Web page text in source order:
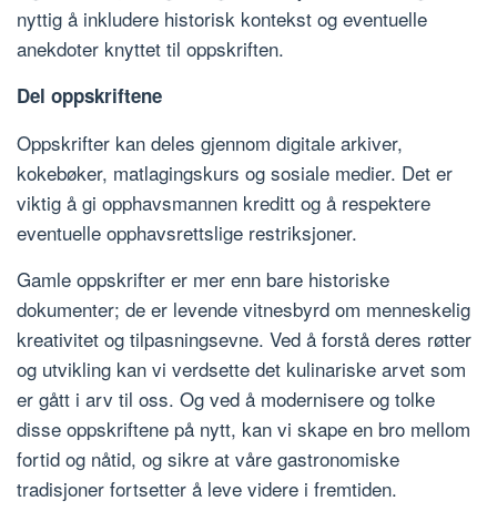
nyttig å inkludere historisk kontekst og eventuelle
anekdoter knyttet til oppskriften.
Del oppskriftene
Oppskrifter kan deles gjennom digitale arkiver,
kokebøker, matlagingskurs og sosiale medier. Det er
viktig å gi opphavsmannen kreditt og å respektere
eventuelle opphavsrettslige restriksjoner.
Gamle oppskrifter er mer enn bare historiske
dokumenter; de er levende vitnesbyrd om menneskelig
kreativitet og tilpasningsevne. Ved å forstå deres røtter
og utvikling kan vi verdsette det kulinariske arvet som
er gått i arv til oss. Og ved å modernisere og tolke
disse oppskriftene på nytt, kan vi skape en bro mellom
fortid og nåtid, og sikre at våre gastronomiske
tradisjoner fortsetter å leve videre i fremtiden.